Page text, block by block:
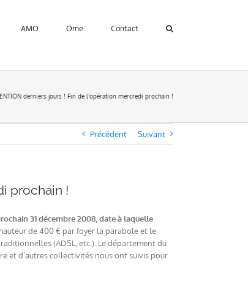
AMO Orne Contact
derniers jours ! Fin de l’opération mercredi prochain !
Précédent Suivant
prochain !
31 décembre 2008, date à laquelle
de 400 € par foyer la parabole et le
(ADSL, etc.). Le département du
et d’autres collectivités nous ont suivis pour